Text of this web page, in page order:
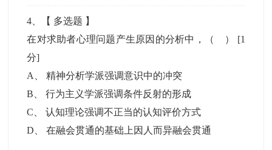
4 、【 多选题 】
在对求助者心理问题产生原因的分析中，（ ） [1
分]
A
、精神分析学派强调意识中的冲突
B 、行为主义学派强调条件反射的形成
C 、认知理论强调不正当的认知评价方式
D 、在融会贯通的基础上因人而异融会贯通